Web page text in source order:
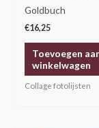
Goldbuch
€16,25
Toevoegen
winkelwagen
Collage fotolijsten